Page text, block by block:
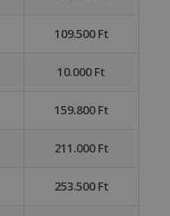
109.500 Ft
10.000 Ft
159.800 Ft
211.000 Ft
253.500 Ft